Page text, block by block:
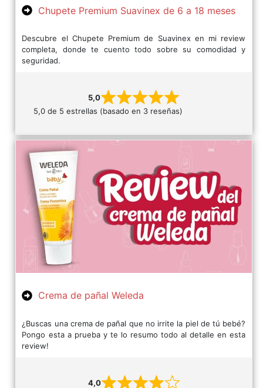
Chupete Premium Suavinex de 6 a 18 meses
Descubre el Chupete Premium de Suavinex en mi review
completa, donde te cuento todo sobre su comodidad y
seguridad.
5,0
5,0 de 5 estrellas (basado en 3 reseñas)
Crema de pañal Weleda
¿Buscas una crema de pañal que no irrite la piel de tú bebé?
Pongo esta a prueba y te lo resumo todo al detalle en esta
review!
4,0